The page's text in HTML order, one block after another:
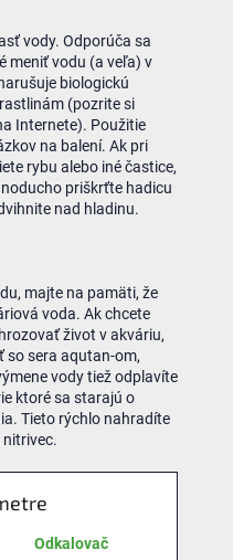
vody. Odporúča sa
meniť vodu (a veľa) v
biologickú
(pozrite si
Internete). Použitie
na balení. Ak pri
rybu alebo iné častice,
priškrťte hadicu
nad hladinu.
majte na pamäti, že
voda. Ak chcete
život v akváriu,
so sera aqutan-om,
vody tiež odplavíte
ktoré sa starajú o
Tieto rýchlo nahradíte
Odkalovač